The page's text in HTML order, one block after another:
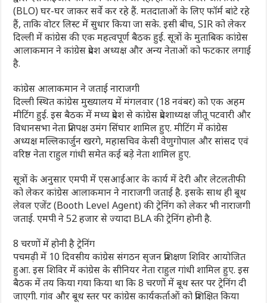
(BLO) घर-घर जाकर सर्वे कर रहे हैं. मतदाताओं के लिए फॉर्म बांटे रहे
हैं, ताकि वोटर लिस्ट में सुधार किया जा सके. इसी बीच, SIR को लेकर
दिल्ली में कांग्रेस की एक महत्वपूर्ण बैठक हुई. सूत्रों के मुताबिक कांग्रेस
आलाकमान ने कांग्रेस प्रदेश अध्यक्ष और अन्य नेताओं को फटकार लगाई
है.
कांग्रेस आलाकमान ने जताई नाराजगी
दिल्ली स्थित कांग्रेस मुख्यालय में मंगलवार (18 नवंबर) को एक अहम
मीटिंग हुई. इस बैठक में मध्य प्रदेश से कांग्रेस प्रदेशाध्यक्ष जीतू पटवारी और
विधानसभा नेता प्रतिपक्ष उमंग सिंघार शामिल हुए. मीटिंग में कांग्रेस
अध्यक्ष मल्लिकार्जुन खरगे, महासचिव केसी वेणुगोपाल और सांसद एवं
वरिष्ठ नेता राहुल गांधी समेत कई बड़े नेता शामिल हुए.
सूत्रों के अनुसार एमपी में एसआईआर के कार्य में देरी और लेटलतीफी
को लेकर कांग्रेस आलाकमान ने नाराजगी जताई है. इसके साथ ही बूथ
लेवल एजेंट (Booth Level Agent) की ट्रेनिंग को लेकर भी नाराजगी
जताई. एमपी ने 52 हजार से ज्यादा BLA की ट्रेनिंग होनी है.
8 चरणों में होनी है ट्रेनिंग
पचमढ़ी में 10 दिवसीय कांग्रेस संगठन सृजन प्रशिक्षण शिविर आयोजित
हुआ. इस शिविर में कांग्रेस के सीनियर नेता राहुल गांधी शामिल हुए. इस
बैठक में तय किया गया किया था कि 8 चरणों में बूथ स्तर पर ट्रेनिंग दी
जाएगी. गांव और बूथ स्तर पर कांग्रेस कार्यकर्ताओं को प्रशिक्षित किया